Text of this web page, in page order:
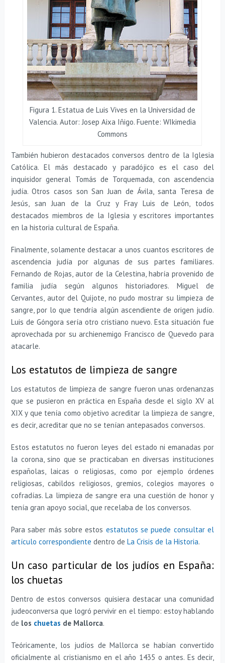
Figura 1. Estatua de Luis Vives en la Universidad de
Valencia. Autor: Josep Aixa Iñigo. Fuente: WIkimedia
Commons
También hubieron destacados conversos dentro de la Iglesia
Católica. El más destacado y paradójico es el caso del
inquisidor general Tomás de Torquemada, con ascendencia
judía. Otros casos son San Juan de Ávila, santa Teresa de
Jesús, san Juan de la Cruz y Fray Luis de León, todos
destacados miembros de la Iglesia y escritores importantes
en la historia cultural de España.
Finalmente, solamente destacar a unos cuantos escritores de
ascendencia judía por algunas de sus partes familiares.
Fernando de Rojas, autor de la Celestina, habría provenido de
familia judía según algunos historiadores. Miguel de
Cervantes, autor del Quijote, no pudo mostrar su limpieza de
sangre, por lo que tendría algún ascendiente de origen judío.
Luis de Góngora sería otro cristiano nuevo. Esta situación fue
aprovechada por su archienemigo Francisco de Quevedo para
atacarle.
Los estatutos de limpieza de sangre
Los estatutos de limpieza de sangre fueron unas ordenanzas
que se pusieron en práctica en España desde el siglo XV al
XIX y que tenía como objetivo acreditar la limpieza de sangre,
es decir, acreditar que no se tenían antepasados conversos.
Estos estatutos no fueron leyes del estado ni emanadas por
la corona, sino que se practicaban en diversas instituciones
españolas, laicas o religiosas, como por ejemplo órdenes
religiosas, cabildos religiosos, gremios, colegios mayores o
cofradías. La limpieza de sangre era una cuestión de honor y
tenía gran apoyo social, que recelaba de los conversos.
Para saber más sobre estos estatutos se puede consultar el
artículo correspondiente dentro de La Crisis de la Historia.
Un caso particular de los judíos en España:
los chuetas
Dentro de estos conversos quisiera destacar una comunidad
judeoconversa que logró pervivir en el tiempo: estoy hablando
de los chuetas de Mallorca.
Teóricamente, los judíos de Mallorca se habían convertido
oficialmente al cristianismo en el año 1435 o antes. Es decir,